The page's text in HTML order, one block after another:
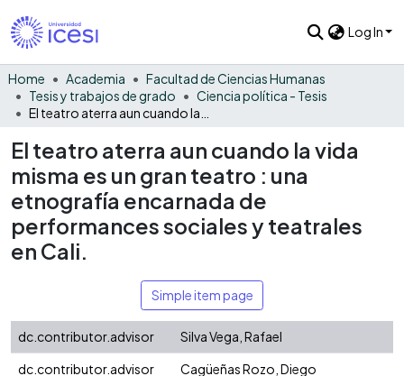
Log In
Home Academia
Facultad de Ciencias Humanas
Tesis y trabajos de grado
Ciencia política - Tesis
El teatro aterra aun cuando la vida
misma es un gran teatro : una
etnografía encarnada de
performances sociales y teatrales
en Cali.
Simple item page
dc.contributor.advisor
Silva Vega, Rafael
dc.contributor.advisor
Cagüeñas Rozo, Diego